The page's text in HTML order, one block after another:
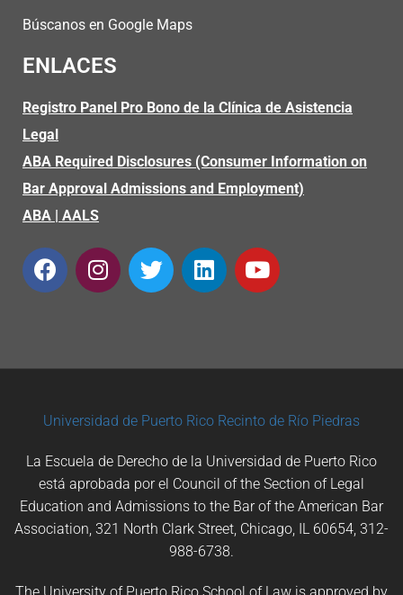
Búscanos en Google Maps
ENLACES
Registro Panel Pro Bono de la Clínica de Asistencia
Legal
ABA Required Disclosures (Consumer Information on
Bar Approval Admissions and Employment)
ABA | AALS
Universidad de Puerto Rico Recinto de Río Piedras
La Escuela de Derecho de la Universidad de Puerto Rico
está aprobada por el Council of the Section of Legal
Education and Admissions to the Bar of the American Bar
Association, 321 North Clark Street, Chicago, IL 60654, 312-
988-6738.
The University of Puerto Rico School of Law is approved by